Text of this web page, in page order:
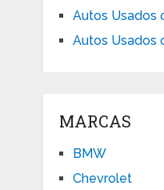
Autos Usados
Autos Usados
MARCAS
BMW
Chevrolet